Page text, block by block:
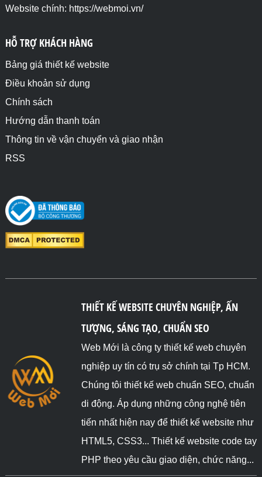
Website chính: https://webmoi.vn/
HỖ TRỢ KHÁCH HÀNG
Bảng giá thiết kế website
Điều khoản sử dụng
Chính sách
Hướng dẫn thanh toán
Thông tin về vận chuyển và giao nhận
RSS
THIẾT KẾ WEBSITE CHUYÊN NGHIỆP, ẤN
TƯỢNG, SÁNG TẠO, CHUẨN SEO
Web Mới là công ty thiết kế web chuyên
nghiệp uy tín có trụ sở chính tại Tp HCM.
Chúng tôi thiết kế web chuẩn SEO, chuẩn
di động. Áp dụng những công nghệ tiên
tiến nhất hiện nay để thiết kế website như
HTML5, CSS3... Thiết kế website code tay
PHP theo yêu cầu giao diện, chức năng...